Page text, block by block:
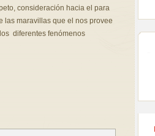
consideración hacia el para
las maravillas que el nos provee
diferentes fenómenos